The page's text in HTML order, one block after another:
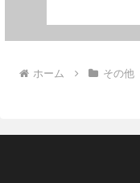
ホーム その他